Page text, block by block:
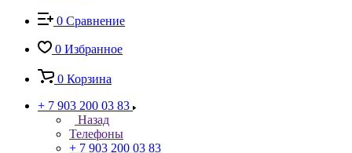
0 Сравнение
0 Избранное
0 Корзина
+ 7 903 200 03 83
Назад
Телефоны
+ 7 903 200 03 83